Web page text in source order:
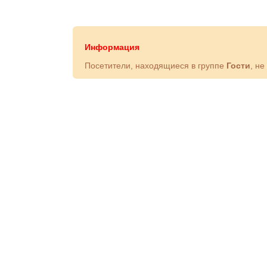
Информация
Посетители, находящиеся в группе Гости ,